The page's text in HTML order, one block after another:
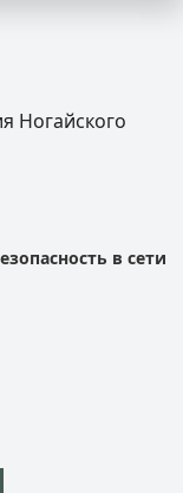
Ногайского
в сети